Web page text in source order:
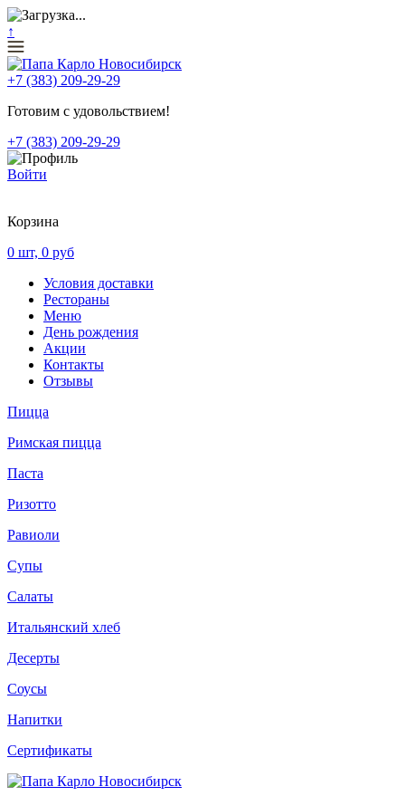
↑
+7 (383) 209-29-29
Готовим с удовольствием!
+7 (383) 209-29-29
Войти
Корзина
0 шт, 0 руб
Условия доставки
Рестораны
Меню
День рождения
Акции
Контакты
Отзывы
Пицца
Римская пицца
Паста
Ризотто
Равиоли
Супы
Салаты
Итальянский хлеб
Десерты
Соусы
Напитки
Сертификаты